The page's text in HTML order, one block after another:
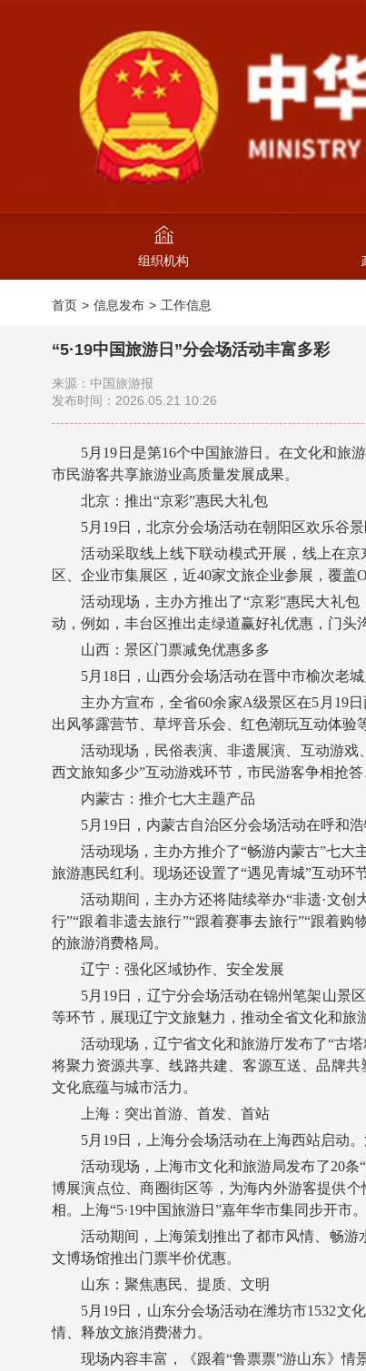
组织机构
首页 信息发布 工作信息
“5·19中国旅游日”分会场活动丰富多彩
来源：中国旅游报
发布时间：2026.05.21 10:26
5月19日是第16个中国旅游日。在文化和旅游
市民游客共享旅游业高质量发展成果。
北京：推出“京彩”惠民大礼包
5月19日，北京分会场活动在朝阳区欢乐谷景
活动采取线上线下联动模式开展，线上在京
区、企业市集展区，近40家文旅企业参展，覆
活动现场，主办方推出了“京彩”惠民大礼包
动，例如，丰台区推出走绿道赢好礼优惠，门头
山西：景区门票减免优惠多多
5月18日，山西分会场活动在晋中市榆次老城
主办方宣布，全省60余家A级景区在5月19日
出风筝露营节、草坪音乐会、红色潮玩互动体验
活动现场，民俗表演、非遗展演、互动游戏
西文旅知多少”互动游戏环节，市民游客争相抢答
内蒙古：推介七大主题产品
5月19日，内蒙古自治区分会场活动在呼和浩
活动现场，主办方推介了“畅游内蒙古”七大
旅游惠民红利。现场还设置了“遇见青城”互动环
活动期间，主办方还将陆续举办“非遗·文创大
行”“跟着非遗去旅行”“跟着赛事去旅行”“跟着
的旅游消费格局。
辽宁：强化区域协作、安全发展
5月19日，辽宁分会场活动在锦州笔架山景区
等环节，展现辽宁文旅魅力，推动全省文化和旅
活动现场，辽宁省文化和旅游厅发布了“古塔
将聚力资源共享、线路共建、客源互送、品牌
文化底蕴与城市活力。
上海：突出首游、首发、首站
5月19日，上海分会场活动在上海西站启动。
活动现场，上海市文化和旅游局发布了20条“
博展演点位、商圈街区等，为海内外游客提供
相。上海“5·19中国旅游日”嘉年华市集同步开市。
活动期间，上海策划推出了都市风情、畅游水
文博场馆推出门票半价优惠。
山东：聚焦惠民、提质、文明
5月19日，山东分会场活动在潍坊市1532文化
情、释放文旅消费潜力。
现场内容丰富，《跟着“鲁票票”游山东》情景